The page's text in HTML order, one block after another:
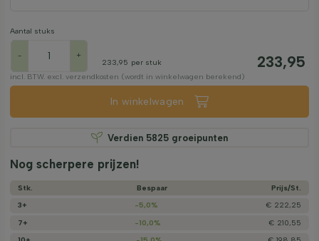
Aantal stuks
- +
233,95 per stuk 233,95
incl. BTW. excl. verzendkosten (wordt in winkelwagen berekend)
In winkelwagen
Verdien 5825groeipunten
Nog scherpere prijzen!
Stk. Bespaar
Prijs/­St.
3+
-5,0%
€ 222,25
7+
-10,0%
€ 210,55